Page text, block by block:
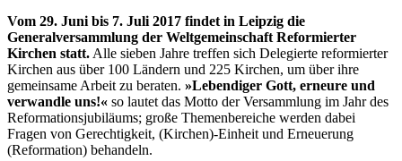
Vom 29. Juni bis 7. Juli 2017 findet in Leipzig die
Generalversammlung der Weltgemeinschaft Reformierter
Kirchen statt.Alle sieben Jahre treffen sich Delegierte reformierter
Kirchen aus über 100 Ländern und 225 Kirchen, um über ihre
gemeinsame Arbeit zu beraten. »Lebendiger Gott, erneure und
verwandle uns!« so lautet das Motto der Versammlung im Jahr des
Reformationsjubiläums; große Themenbereiche werden dabei
Fragen von Gerechtigkeit, (Kirchen)-Einheit und Erneuerung
(Reformation) behandeln.